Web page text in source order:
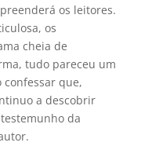
os leitores.
os
cheia de
tudo pareceu um
confessar que,
a descobrir
da